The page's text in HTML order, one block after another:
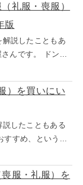
礼服・喪服）
版
説したこともあ
んです。 ドン...
）を買いにい
したこともある
すめ、という...
服・礼服）を